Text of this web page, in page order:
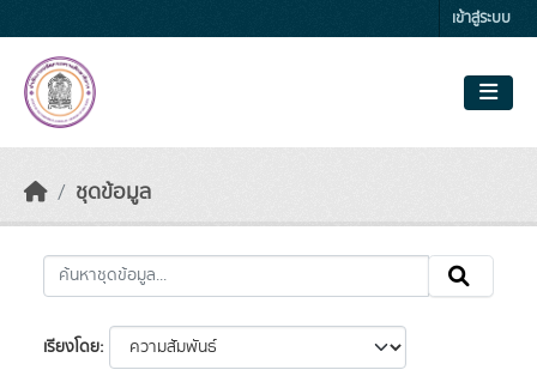
เข้าสู่ระบบ
ชุดข้อมูล
เรียงโดย